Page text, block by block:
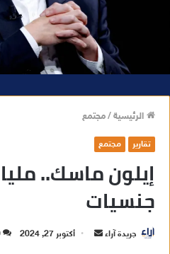
الرئيسية/مجتمع
تقارير مجتمع
إيلون ماسك..
جنسيات
جريدة آراء أكتوبر 27, 2024